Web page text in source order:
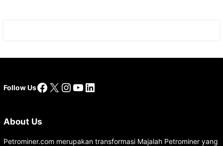
Follow UsFacebook
X Instagram
YouTube
LinkedIn
About Us
Petrominer.com merupakan transformasi Majalah Petrominer yang